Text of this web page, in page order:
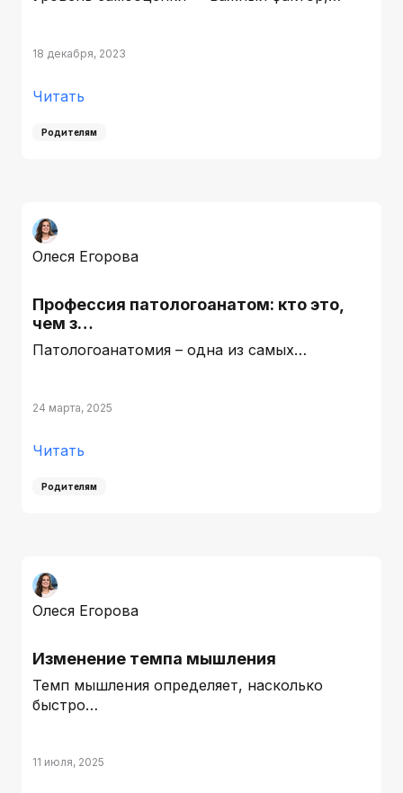
18 декабря, 2023
Читать
Родителям
Олеся Егорова
Профессия патологоанатом: кто это,
чем з…
Патологоанатомия – одна из самых…
24 марта, 2025
Читать
Родителям
Олеся Егорова
Изменение темпа мышления
Темп мышления определяет, насколько
быстро…
11 июля, 2025